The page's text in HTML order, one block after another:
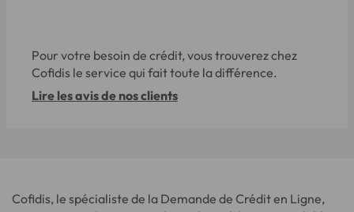
Pour votre besoin de crédit, vous trouverez chez
Cofidis le service qui fait toute la différence.
Lire les avis de nos clients
Cofidis, le spécialiste de la Demande de Crédit en Ligne,